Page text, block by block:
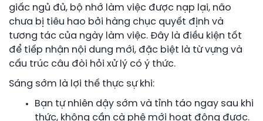
giấc ngủ đủ, bộ nhớ làm việc được nạp lại, não
chưa bị tiêu hao bởi hàng chục quyết định và
tương tác của ngày làm việc. Đây là điều kiện tốt
để tiếp nhận nội dung mới, đặc biệt là từ vựng và
cấu trúc câu đòi hỏi xử lý có ý thức.
Sáng sớm là lợi thế thực sự khi:
Bạn tự nhiên dậy sớm và tỉnh táo ngay sau khi
thức, không cần cà phê mới hoạt động được.